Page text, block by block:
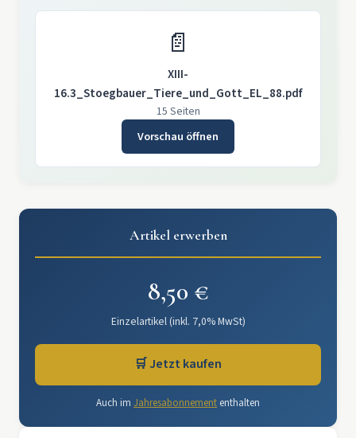
📄
XIII-
16.3_Stoegbauer_Tiere_und_Gott_EL_88.pdf
15 Seiten
Vorschau öffnen
Artikel erwerben
8,50 €
Einzelartikel (inkl. 7,0% MwSt)
🛒 Jetzt kaufen
Auch im Jahresabonnement enthalten